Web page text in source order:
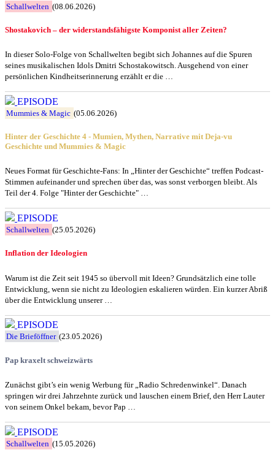
Schallwelten (08.06.2026)
Shostakovich – der widerstandsfähigste Komponist aller Zeiten?
In dieser Solo-Folge von Schallwelten begibt sich Johannes auf die Spuren
seines musikalischen Idols Dmitri Schostakowitsch. Ausgehend von einer
persönlichen Kindheitserinnerung erzählt er die …
EPISODE
Mummies & Magic (05.06.2026)
Hinter der Geschichte 4 - Mumien, Mythen, Narrative mit Deja-vu
Geschichte und Mummies & Magic
Neues Format für Geschichte-Fans: In „Hinter der Geschichte“ treffen Podcast-
Stimmen aufeinander und sprechen über das, was sonst verborgen bleibt. Als
Teil der 4. Folge "Hinter der Geschichte" …
EPISODE
Schallwelten (25.05.2026)
Inflation der Ideologien
Warum ist die Zeit seit 1945 so übervoll mit Ideen? Grundsätzlich eine tolle
Entwicklung, wenn sie nicht zu Ideologien eskalieren würden. Ein kurzer Abriß
über die Entwicklung unserer …
EPISODE
Die Brieföffner (23.05.2026)
Pap kraxelt schweizwärts
Zunächst gibt’s ein wenig Werbung für „Radio Schredenwinkel“. Danach
springen wir drei Jahrzehnte zurück und lauschen einem Brief, den Herr Lauter
von seinem Onkel bekam, bevor Pap …
EPISODE
Schallwelten (15.05.2026)